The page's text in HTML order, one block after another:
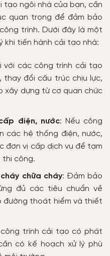
tạo ngôi nhà của bạn, cần
quan trọng để đảm bảo
trình. Dưới đây là một
khi tiến hành cải tạo nhà:
với các công trình cải tạo
thay đổi cấu trúc chịu lực,
xây dựng từ cơ quan chức
điện, nước: Nếu công
các hệ thống điện, nước,
đơn vị cấp dịch vụ để tạm
thi công.
chữa cháy: Đảm bảo
đủ các tiêu chuẩn về
đường thoát hiểm và thiết
công trình cải tạo có phát
có kế hoạch xử lý phù